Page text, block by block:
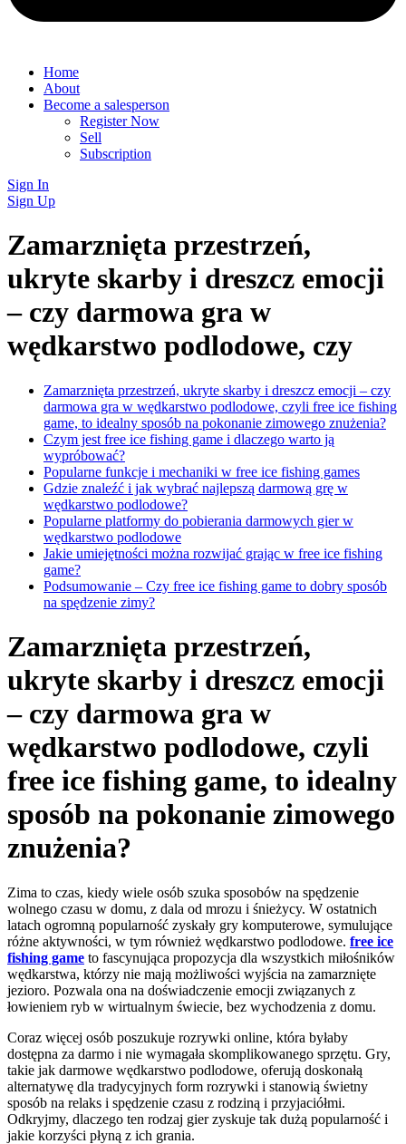
Home
About
Become a salesperson
Register Now
Sell
Subscription
Sign In
Sign Up
Zamarznięta przestrzeń,
ukryte skarby i dreszcz emocji
– czy darmowa gra w
wędkarstwo podlodowe, czy
Zamarznięta przestrzeń, ukryte skarby i dreszcz emocji – czy
darmowa gra w wędkarstwo podlodowe, czyli free ice fishing
game, to idealny sposób na pokonanie zimowego znużenia?
Czym jest free ice fishing game i dlaczego warto ją
wypróbować?
Popularne funkcje i mechaniki w free ice fishing games
Gdzie znaleźć i jak wybrać najlepszą darmową grę w
wędkarstwo podlodowe?
Popularne platformy do pobierania darmowych gier w
wędkarstwo podlodowe
Jakie umiejętności można rozwijać grając w free ice fishing
game?
Podsumowanie – Czy free ice fishing game to dobry sposób
na spędzenie zimy?
Zamarznięta przestrzeń,
ukryte skarby i dreszcz emocji
– czy darmowa gra w
wędkarstwo podlodowe, czyli
free ice fishing game, to idealny
sposób na pokonanie zimowego
znużenia?
Zima to czas, kiedy wiele osób szuka sposobów na spędzenie
wolnego czasu w domu, z dala od mrozu i śnieżycy. W ostatnich
latach ogromną popularność zyskały gry komputerowe, symulujące
różne aktywności, w tym również wędkarstwo podlodowe. free ice
fishing game to fascynująca propozycja dla wszystkich miłośników
wędkarstwa, którzy nie mają możliwości wyjścia na zamarznięte
jezioro. Pozwala ona na doświadczenie emocji związanych z
łowieniem ryb w wirtualnym świecie, bez wychodzenia z domu.
Coraz więcej osób poszukuje rozrywki online, która byłaby
dostępna za darmo i nie wymagała skomplikowanego sprzętu. Gry,
takie jak darmowe wędkarstwo podlodowe, oferują doskonałą
alternatywę dla tradycyjnych form rozrywki i stanowią świetny
sposób na relaks i spędzenie czasu z rodziną i przyjaciółmi.
Odkryjmy, dlaczego ten rodzaj gier zyskuje tak dużą popularność i
jakie korzyści płyną z ich grania.